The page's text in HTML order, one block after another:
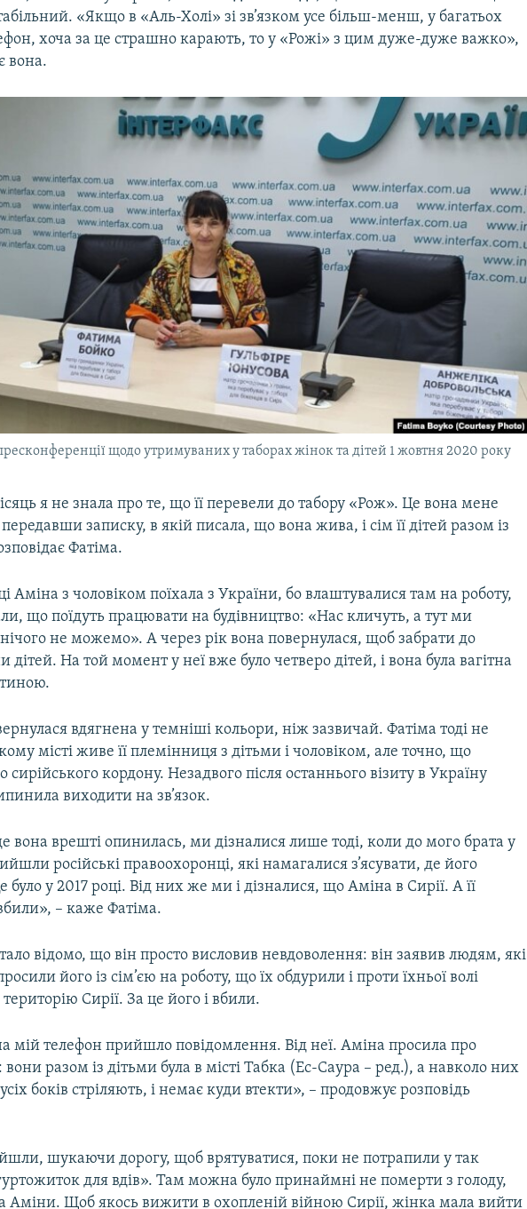
«Якщо в «Аль-Холі» зі зв’язком усе більш-менш, у багатьох
хоча за це страшно карають, то у «Рожі» з цим дуже-дуже важко»,
вона.
щодо утримуваних у таборах жінок та дітей 1 жовтня 2020 року
я не знала про те, що її перевели до табору «Рож». Це вона мене
записку, в якій писала, що вона жива, і сім її дітей разом із
Фатіма.
Аміна з чоловіком поїхала з України, бо влаштувалися там на роботу,
що поїдуть працювати на будівництво: «Нас кличуть, а тут ми
не можемо». А через рік вона повернулася, щоб забрати до
дітей. На той момент у неї вже було четверо дітей, і вона була вагітна
вдягнена у темніші кольори, ніж зазвичай. Фатіма тоді не
місті живе її племінниця з дітьми і чоловіком, але точно, що
сирійського кордону. Незадвого після останнього візиту в Україну
виходити на зв’язок.
вона врешті опинилась, ми дізналися лише тоді, коли до мого брата у
російські правоохоронці, які намагалися з’ясувати, де його
було у 2017 році. Від них же ми і дізналися, що Аміна в Сирії. А її
– каже Фатіма.
відомо, що він просто висловив невдоволення: він заявив людям, які
його із сім’єю на роботу, що їх обдурили і проти їхньої волі
Сирії. За це його і вбили.
мій телефон прийшло повідомлення. Від неї. Аміна просила про
разом із дітьми була в місті Табка (Ес-Саура – ред.), а навколо них
боків стріляють, і немає куди втекти», – продовжує розповідь
шукаючи дорогу, щоб врятуватися, поки не потрапили у так
для вдів». Там можна було принаймні не померти з голоду,
Аміни. Щоб якось вижити в охопленій війною Сирії, жінка мала вийти